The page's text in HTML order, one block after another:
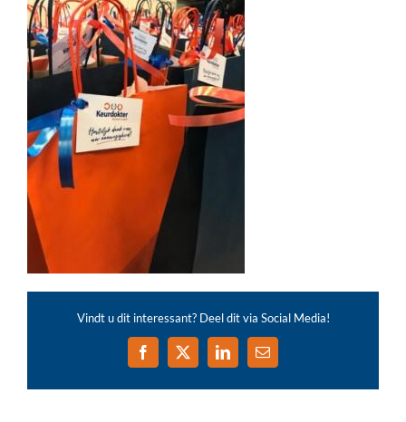
Vindt u dit interessant? Deel dit via Social Media!
Facebook
X LinkedIn
E-